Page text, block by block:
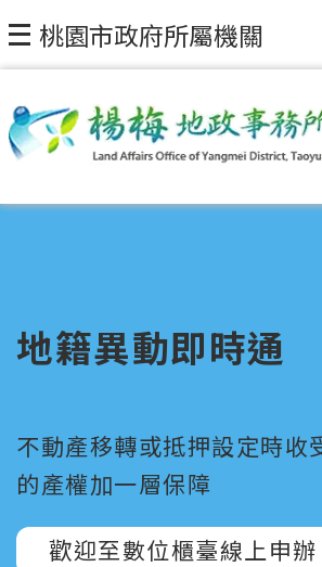
桃園市政府所屬機關
地籍異動即時通
不動產移轉或抵押設定時收
的產權加一層保障
歡迎至數位櫃臺線上申辦